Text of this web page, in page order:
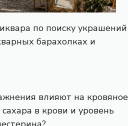
по поиску украшений
барахолках и